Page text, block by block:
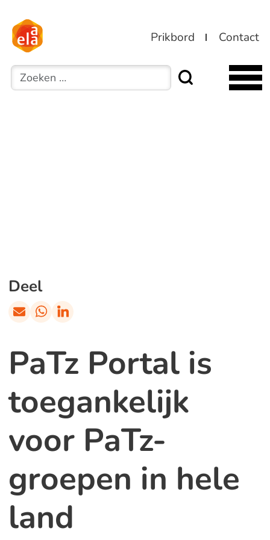
Prikbord Contact
Zoeken
PaTz Portal is
toegankelijk
voor PaTz-
groepen in hele
land
Deel